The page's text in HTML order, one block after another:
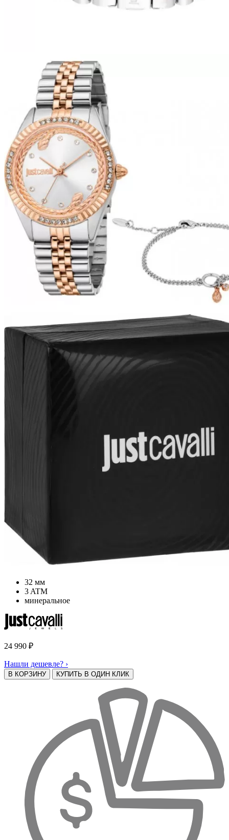
32 мм
3 ATM
минеральное
24 990 ₽
Нашли дешевле? ›
В КОРЗИНУ КУПИТЬ В ОДИН КЛИК